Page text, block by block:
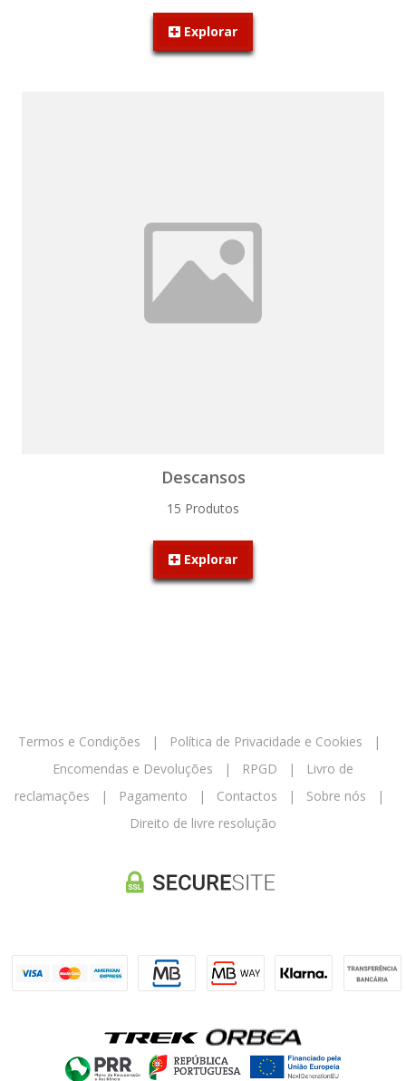
Explorar
Descansos
15 Produtos
Explorar
Termos e Condições | Política de Privacidade e Cookies |
Encomendas e Devoluções | RPGD |
Livro de
reclamações | Pagamento | Contactos | Sobre nós |
Direito de livre resolução